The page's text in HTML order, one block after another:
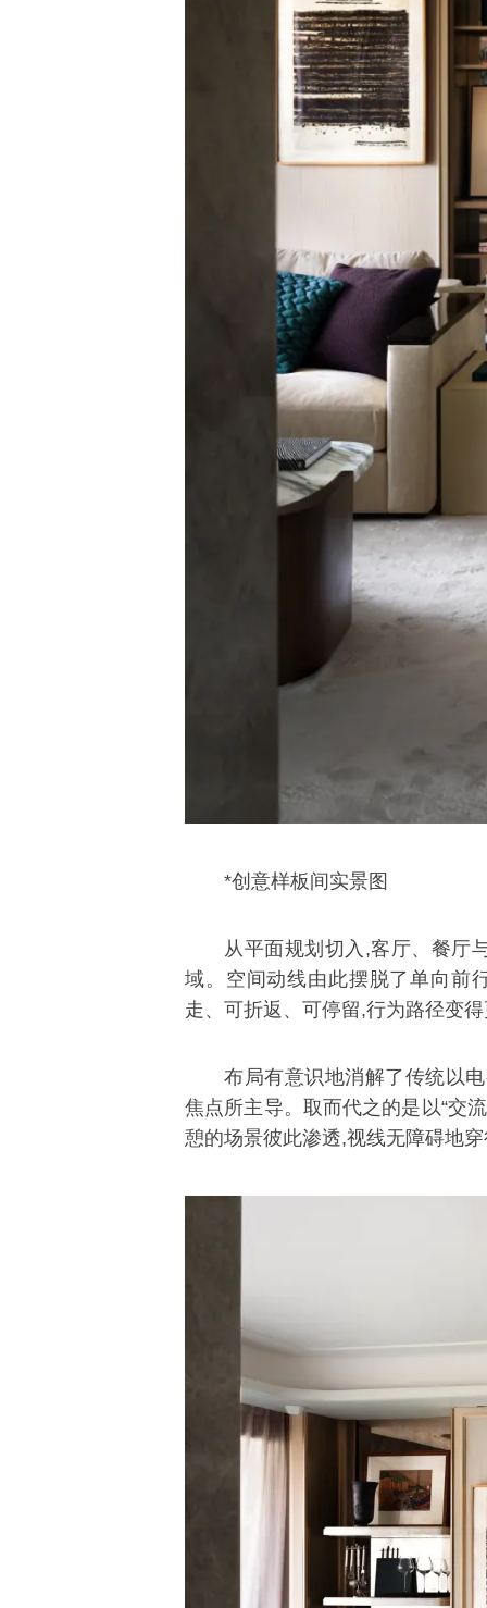
*创意样板间实景图
从平面规划切入,客厅、餐厅
域。空间动线由此摆脱了单向前
走、可折返、可停留,行为路径变
布局有意识地消解了传统以
焦点所主导。取而代之的是以“交
憩的场景彼此渗透,视线无障碍地